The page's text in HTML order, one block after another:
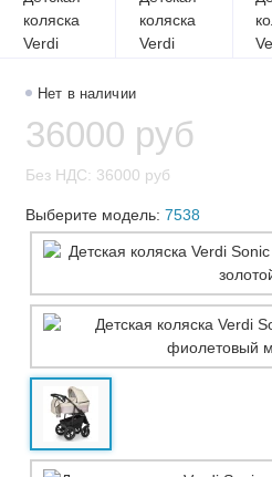
Нет в наличии
36000 руб
Без НДС: 36000 руб
Выберите модель: 7538